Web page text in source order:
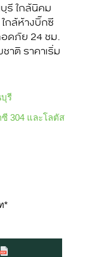
รี ใกล้นิคม
กล้ห้างบิ๊กซี
อดภัย 24 ชม.
าติ ราคาเริ่ม
รี
304 และโลตัส
*